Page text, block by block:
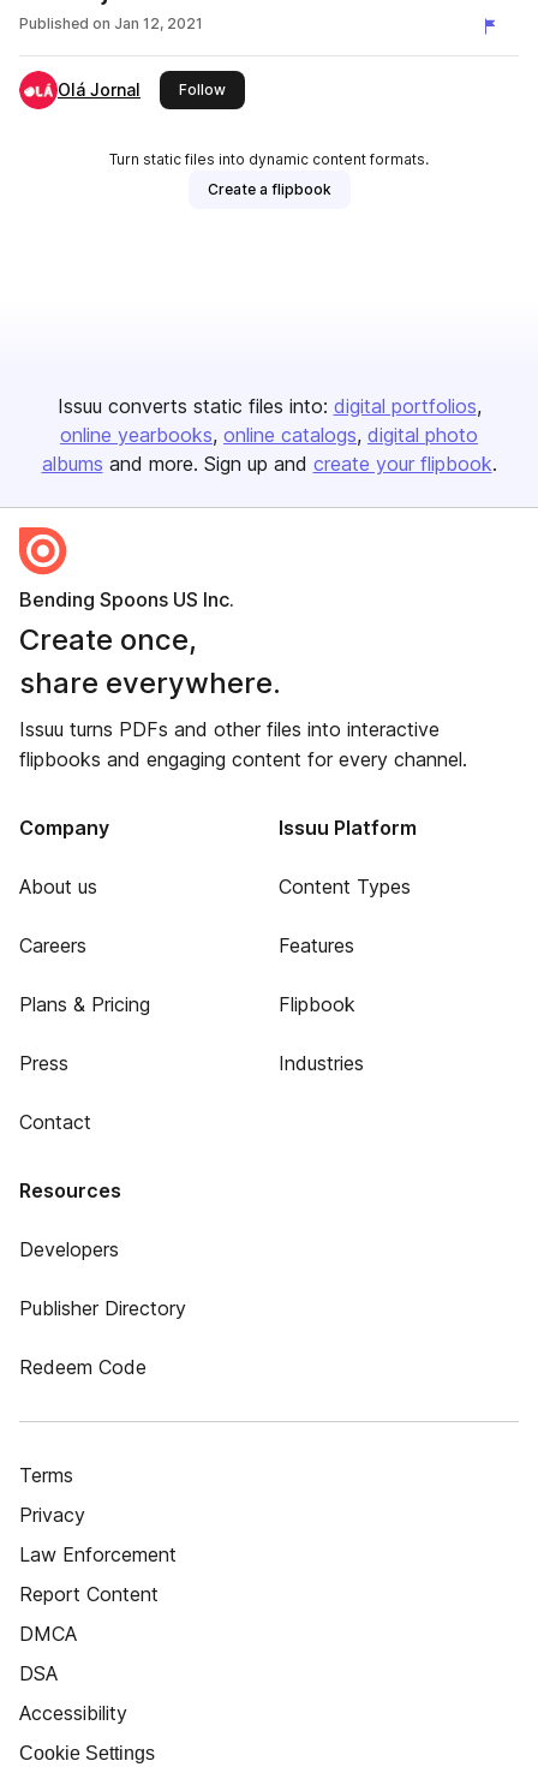
Published on Jan 12, 2021
Olá Jornal Followthis publisher
Turn static files into dynamic content formats.
Create a flipbook
Issuu converts static files into: digital portfolios
online yearbooks online catalogs digital photo
albums and more. Sign up and create your flipbook.
Bending Spoons US Inc.
Create once,
share everywhere.
Issuu turns PDFs and other files into interactive
flipbooks and engaging content for every channel.
Company
About us
Careers
Plans & Pricing
Press
Contact
Issuu Platform
Content Types
Features
Flipbook
Industries
Resources
Developers
Publisher Directory
Redeem Code
Terms
Privacy
Law Enforcement
Report Content
DMCA
DSA
Accessibility
Cookie Settings